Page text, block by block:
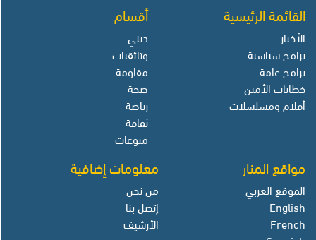
القائمة الرئيسية
الأخبار
برامج سياسية
برامج عامة
خطابات الأمين
أفلام ومسلسلات
أقسام
ديني
وثائقيات
مقاومة
صحة
رياضة
ثقافة
منوعات
مواقع المنار
الموقع العربي
English
French
معلومات إضافية
من نحن
إتصل بنا
الأرشيف